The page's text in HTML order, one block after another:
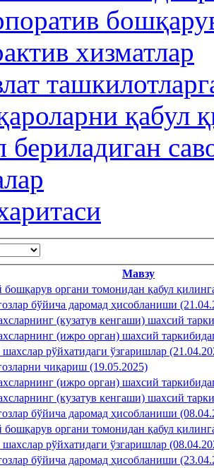
хизматлар
қабул
бериладиган
Мавзу
органи томонидан қабул
бўйича даромад ҳисобланиши
(кузатув кенгаши) шахсий
(ижро орган) шахсий
рўйхатидаги ўзгаришлар
чиқариш (19.05.2025)
(ижро орган) шахсий
(кузатув кенгаши) шахсий
бўйича даромад ҳисобланиши
органи томонидан қабул
рўйхатидаги ўзгаришлар
бўйича даромад ҳисобланиши